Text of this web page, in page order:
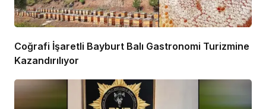
Coğrafi İşaretli Bayburt Balı Gastronomi Turizmine
Kazandırılıyor